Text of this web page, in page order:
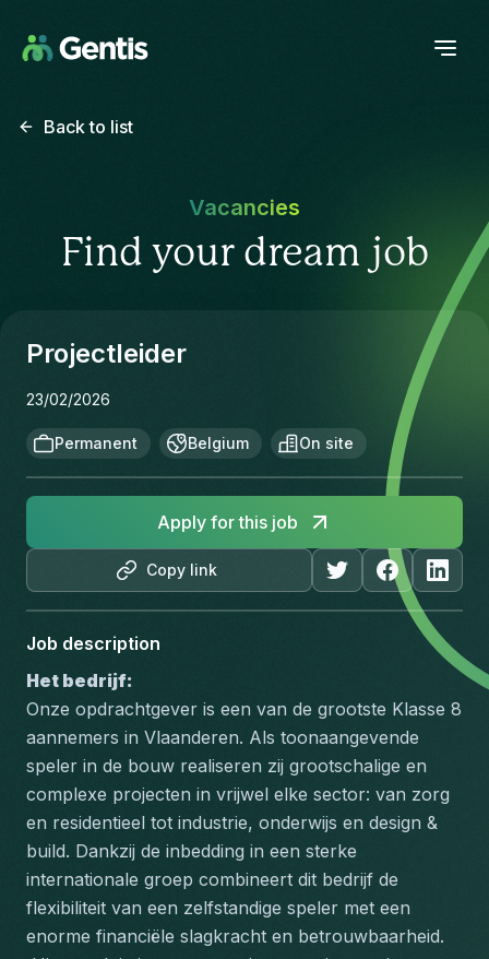
Back to list
Vacancies
Find your dream job
Projectleider
23/02/2026
Permanent Belgium On site
Copy link
Apply for this job
Job description
Het bedrijf:
Onze opdrachtgever is een van de grootste Klasse 8
aannemers in Vlaanderen. Als toonaangevende
speler in de bouw realiseren zij grootschalige en
complexe projecten in vrijwel elke sector: van zorg
en residentieel tot industrie, onderwijs en design &
build. Dankzij de inbedding in een sterke
internationale groep combineert dit bedrijf de
flexibiliteit van een zelfstandige speler met een
enorme financiële slagkracht en betrouwbaarheid.